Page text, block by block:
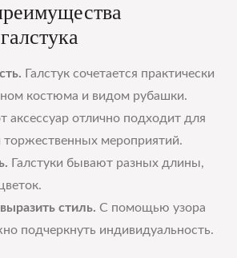
Галстук сочетается практически
костюма и видом рубашки.
аксессуар отлично подходит для
мероприятий.
Галстуки бывают разных длины,
стиль. С помощью узора
подчеркнуть индивидуальность.